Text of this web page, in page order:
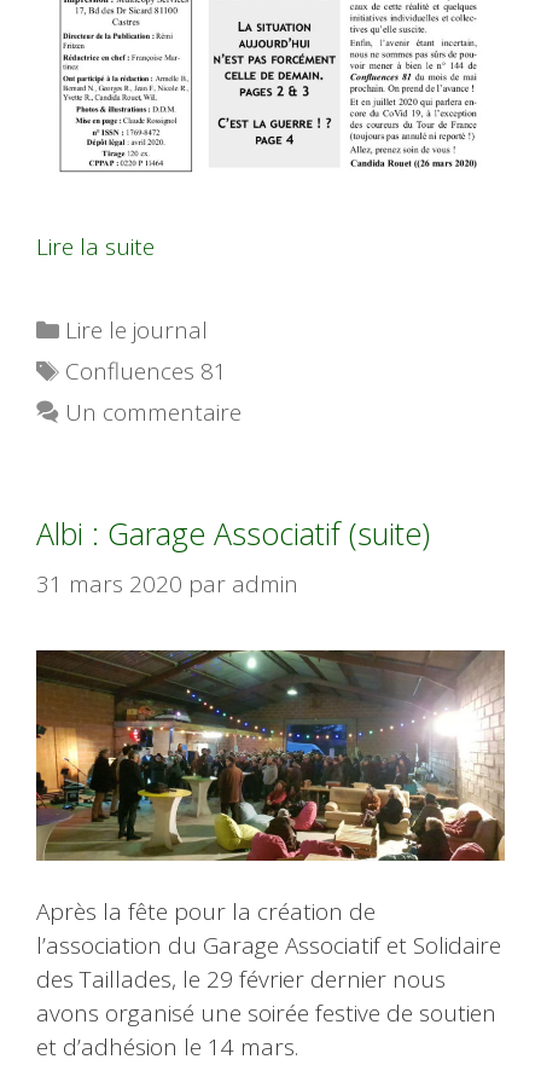
Lire la suite
Catégories
Lire le journal
Étiquettes
Confluences 81
Un commentaire
Albi : Garage Associatif (suite)
31 mars 2020 par admin
Après la fête pour la création de
l’association du Garage Associatif et Solidaire
des Taillades, le 29 février dernier nous
avons organisé une soirée festive de soutien
et d’adhésion le 14 mars.